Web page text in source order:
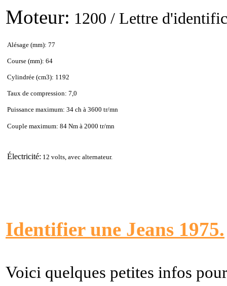
Moteur: 1200 / Lettre
Alésage (mm): 77
Course (mm): 64
Cylindrée (cm3): 1192
Taux de compression: 7,0
Puissance maximum: 34 ch à 3600 tr/mn
Couple maximum: 84 Nm à 2000 tr/mn
Électricité: 12 volts, avec alternateur.
Identifier une Jeans 1975.
Voici quelques petites infos